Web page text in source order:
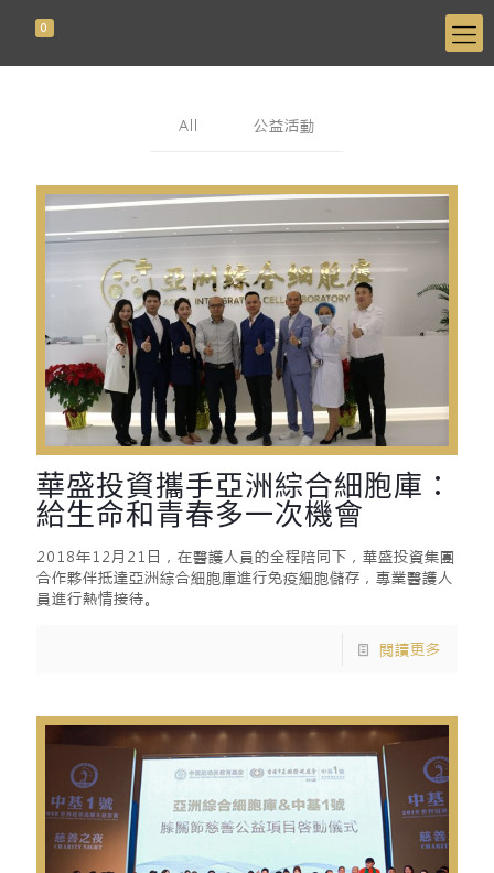
0
All 公益活動
華盛投資攜手亞洲綜合細胞庫：
給生命和青春多一次機會
2018年12月21日，在醫護人員的全程陪同下，華盛投資集團
合作夥伴抵達亞洲綜合細胞庫進行免疫細胞儲存，專業醫護人
員進行熱情接待。
閱讀更多